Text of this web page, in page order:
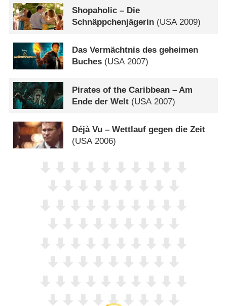
Shopaholic – Die
Schnäppchenjägerin (USA2009)
Das Vermächtnis des geheimen
Buches (USA2007)
Pirates of the Caribbean – Am
Ende der Welt (USA 2007)
Déjà Vu – Wettlauf gegen die Zeit
(USA 2006)